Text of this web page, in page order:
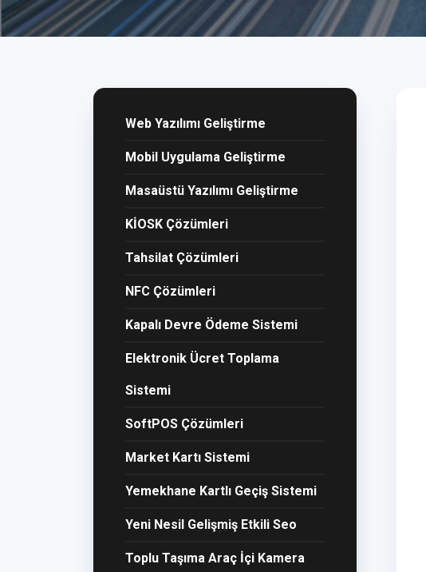
Web Yazılımı Geliştirme
Mobil Uygulama Geliştirme
Masaüstü Yazılımı Geliştirme
KİOSK Çözümleri
Tahsilat Çözümleri
NFC Çözümleri
Kapalı Devre Ödeme Sistemi
Elektronik Ücret Toplama
Sistemi
SoftPOS Çözümleri
Market Kartı Sistemi
Yemekhane Kartlı Geçiş Sistemi
Yeni Nesil Gelişmiş Etkili Seo
Toplu Taşıma Araç İçi Kamera